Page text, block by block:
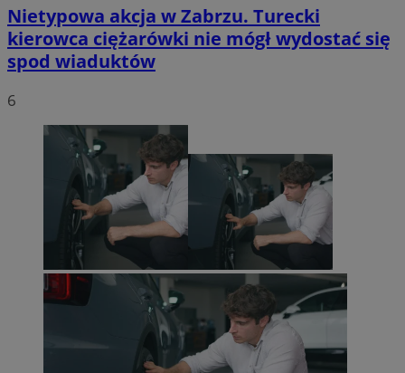
Nietypowa akcja w Zabrzu. Turecki
kierowca ciężarówki nie mógł wydostać się
spod wiaduktów
6